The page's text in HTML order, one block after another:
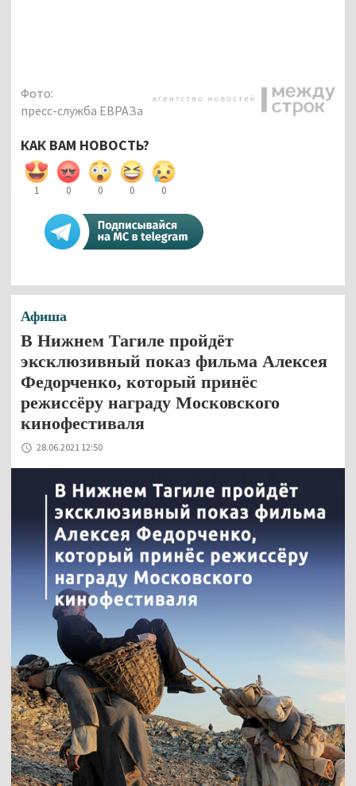
Фото:
пресс-служба ЕВРАЗа
КАК ВАМ НОВОСТЬ?
1 0 0 0 0
Афиша
В Нижнем Тагиле пройдёт
эксклюзивный показ фильма Алексея
Федорченко, который принёс
режиссёру награду Московского
кинофестиваля
28.06.2021 12:50